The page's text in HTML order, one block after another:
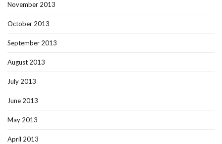
November 2013
October 2013
September 2013
August 2013
July 2013
June 2013
May 2013
April 2013